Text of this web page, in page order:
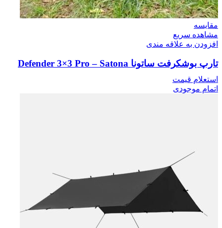
مقایسه
مشاهده سریع
افزودن به علاقه مندی
تارپ بوشکرفت ساتونا Defender 3×3 Pro – Satona
استعلام قیمت
اتمام موجودی